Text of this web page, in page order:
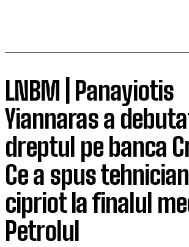
LNBM | Panayiotis
Yiannaras a
dreptul pe banca
Ce a spus
cipriot la finalul
Petrolul